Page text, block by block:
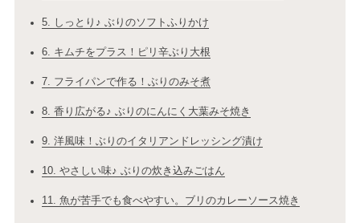
5. しっとり♪ ぶりのソフトふりかけ
6. キムチをプラス！ピリ辛ぶり大根
7. フライパンで作る！ぶりのみそ煮
8. 香り広がる♪ ぶりのにんにく大葉みそ焼き
9. 洋風味！ぶりのイタリアンドレッシング漬け
10. やさしい味♪ ぶりの炊き込みごはん
11. 魚が苦手でも食べやすい。ブリのカレーソース焼き